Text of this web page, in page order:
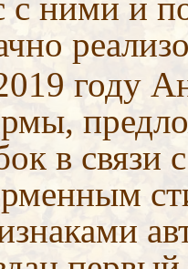
с ними и
году
в связи